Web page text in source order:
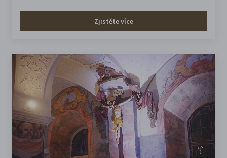
Zjistěte více